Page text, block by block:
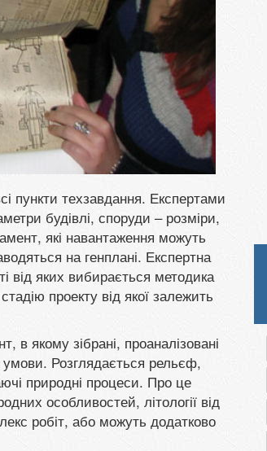
пункти техзавдання. Експертами
будівлі, споруди – розміри,
які навантаження можуть
на генплані. Експертна
від яких вибирається методика
проекту від якої залежить
в якому зібрані, проаналізовані
умови. Розглядається рельєф,
природні процеси. Про це
особливостей, літології від
робіт, або можуть додатково